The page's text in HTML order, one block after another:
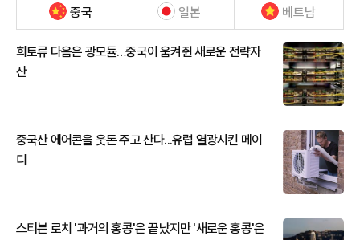
중국 일본 베트남
희토류 다음은 광모듈…중국이 움켜쥔 새로운 전략자
산
중국산 에어콘을 웃돈 주고 산다...유럽 열광시킨 메이
디
스티븐 로치 '과거의 홍콩'은 끝났지만 '새로운 홍콩'은